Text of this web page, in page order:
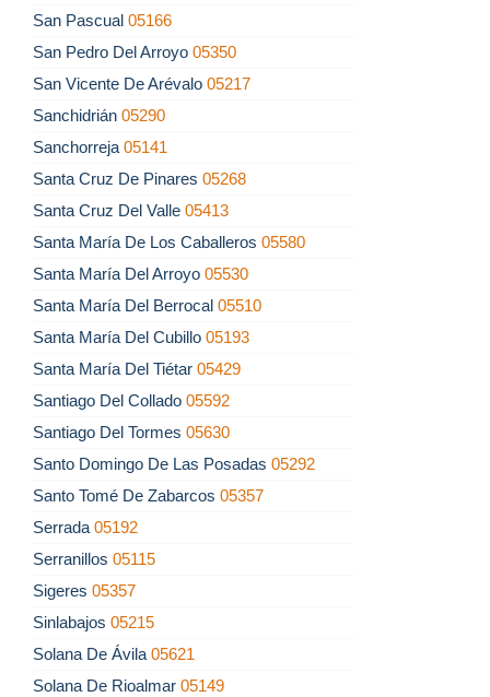
San Pascual 05166
San Pedro Del Arroyo 05350
San Vicente De Arévalo 05217
Sanchidrián 05290
Sanchorreja 05141
Santa Cruz De Pinares 05268
Santa Cruz Del Valle 05413
Santa María De Los Caballeros 05580
Santa María Del Arroyo 05530
Santa María Del Berrocal 05510
Santa María Del Cubillo 05193
Santa María Del Tiétar 05429
Santiago Del Collado 05592
Santiago Del Tormes 05630
Santo Domingo De Las Posadas 05292
Santo Tomé De Zabarcos 05357
Serrada 05192
Serranillos 05115
Sigeres 05357
Sinlabajos 05215
Solana De Ávila 05621
Solana De Rioalmar 05149